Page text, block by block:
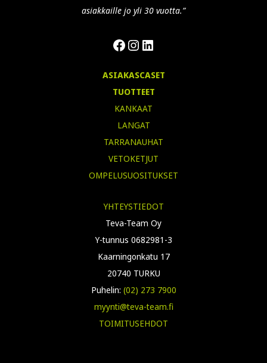
asiakkaille jo yli 30 vuotta.”
Facebook
Instagram
LinkedIn
ASIAKASCASET
TUOTTEET
KANKAAT
LANGAT
TARRANAUHAT
VETOKETJUT
OMPELUSUOSITUKSET
YHTEYSTIEDOT
Teva-Team Oy
Y-tunnus 0682981-3
Kaarningonkatu 17
20740 TURKU
Puhelin: (02) 273 7900
myynti@teva-team.fi
TOIMITUSEHDOT